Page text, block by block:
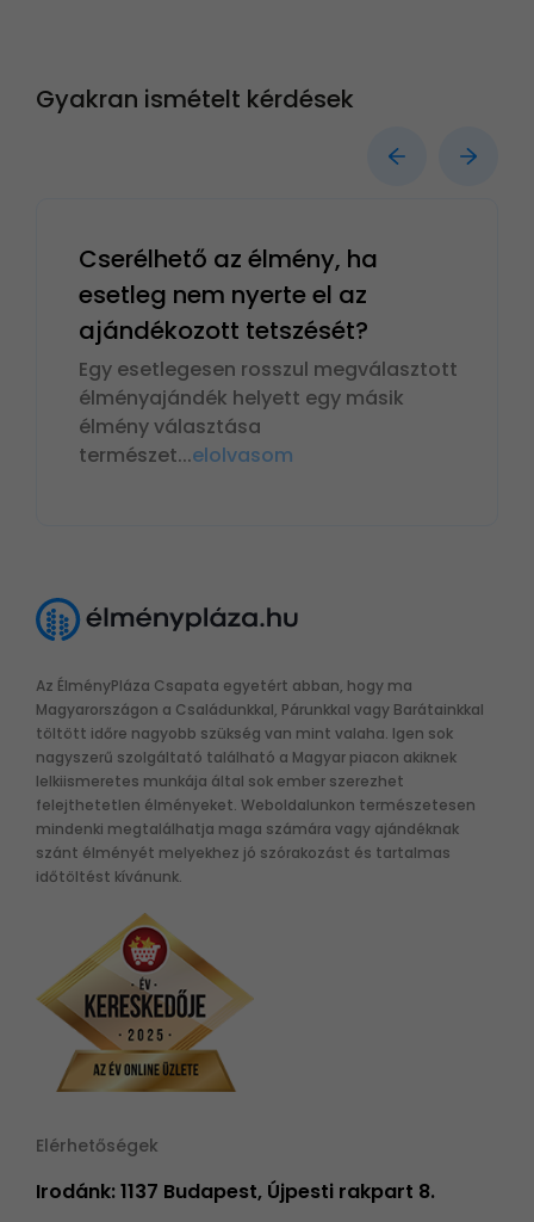
Gyakran ismételt kérdések
Cserélhető az élmény, ha
esetleg nem nyerte el az
ajándékozott tetszését?
Egy esetlegesen rosszul megválasztott
élményajándék helyett egy másik
élmény választása
természet...elolvasom
Az ÉlményPláza Csapata egyetért abban, hogy ma
Magyarországon a Családunkkal, Párunkkal vagy Barátainkkal
töltött időre nagyobb szükség van mint valaha. Igen sok
nagyszerű szolgáltató található a Magyar piacon akiknek
lelkiismeretes munkája által sok ember szerezhet
felejthetetlen élményeket. Weboldalunkon természetesen
mindenki megtalálhatja maga számára vagy ajándéknak
szánt élményét melyekhez jó szórakozást és tartalmas
időtöltést kívánunk.
Elérhetőségek
Irodánk: 1137 Budapest, Újpesti rakpart 8.